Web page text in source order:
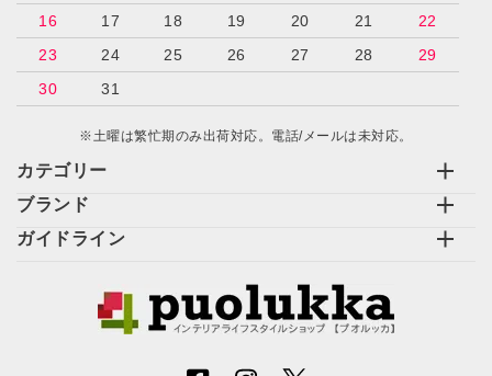
カテゴリー
ブランド
ガイドライン
16
17 18 19 20 21
22
23
24 25 26 27 28
29
30
31
※土曜は繁忙期のみ出荷対応。電話/メールは未対応。